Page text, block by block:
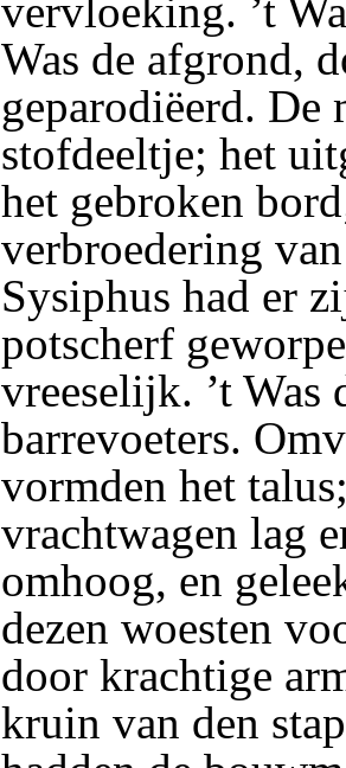
vervloeking. ’t
Was de afgrond,
geparodiëerd. De
stofdeeltje; het
het gebroken
verbroedering
Sysiphus had er
potscherf
vreeselijk. ’t Was
barrevoeters.
vormden het
vrachtwagen lag
omhoog, en
dezen woesten
door krachtige
kruin van den